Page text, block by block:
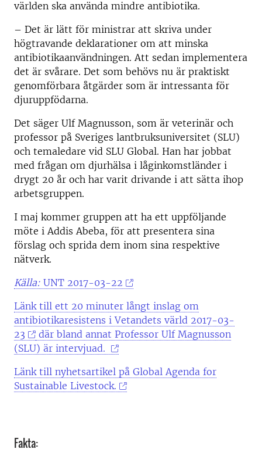
världen ska använda mindre antibiotika.
– Det är lätt för ministrar att skriva under
högtravande deklarationer om att minska
antibiotikaanvändningen. Att sedan implementera
det är svårare. Det som behövs nu är praktiskt
genomförbara åtgärder som är intres­santa för
djuruppfödarna.
Det säger Ulf Magnusson, som är veterinär och
professor på Sveriges lantbruksuniversitet (SLU)
och temaledare vid SLU Global. Han har jobbat
med frågan om djurhälsa i låginkomstländer i
drygt 20 år och har varit drivande i att sätta ihop
arbetsgruppen.
I maj kommer gruppen att ha ett uppföljande
möte i Addis Abeba, för att presentera sina
förslag och sprida dem inom sina respektive
nätverk.
Källa: UNT 2017-03-22
Länk till ett 20 minuter långt inslag om
antibiotikaresistens i Vetandets värld 2017-03-
23
där bland annat Professor Ulf Magnusson
(SLU) är intervjuad.
Länk till nyhetsartikel på Global Agenda for
Sustainable Livestock.
Fakta: